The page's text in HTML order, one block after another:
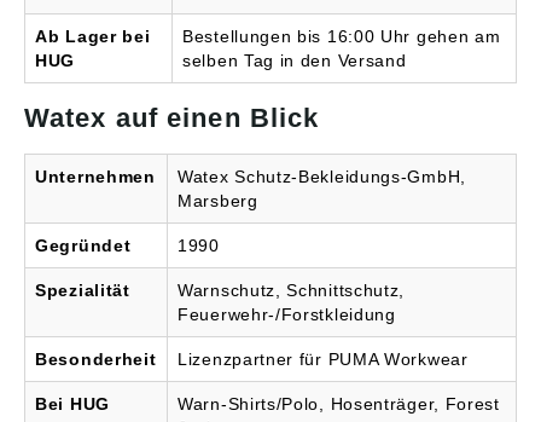
neben Tragekomfort
auch Bewegungsfreiheit
Handschuhe
Arbeit im Wald bleibt
nichts dem Zufall
Zuständig für den Test
von
Waldarbeiterkleidung ist
die Deutsche Prüf- und
Zertifizierungsstelle für
Land- und Forsttechnik
(DPLF), unter anderem
in Zusammenarbeit mit
dem Kuratorium für
381. Bei dieser Norm
werden vier
richten sich nach der
Kettengeschwindigkeit
(gemessen in Metern
die Kleidung ihre
Schutzwirkung erfüllen
muss. Schutzklasse 0:
16 Meter pro Sekunde
Kettengeschwindigkeit
Schutzklasse 1: 20
Meter pro Sekunde
Kettengeschwindigkeit
Ab Lager bei
HUG
Bestellungen bis 16:00 Uhr gehen am
selben Tag in den Versand
Watex auf einen Blick
Unternehmen
Watex Schutz-Bekleidungs-GmbH,
Marsberg
Gegründet 1990
Spezialität
Warnschutz, Schnittschutz,
Feuerwehr-/Forstkleidung
Besonderheit Lizenzpartner für PUMA Workwear
Bei HUG
Warn-Shirts/Polo, Hosenträger, Forest